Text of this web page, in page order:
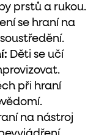
prstů a rukou.
se hraní na
Děti se učí
při hraní
na nástroj